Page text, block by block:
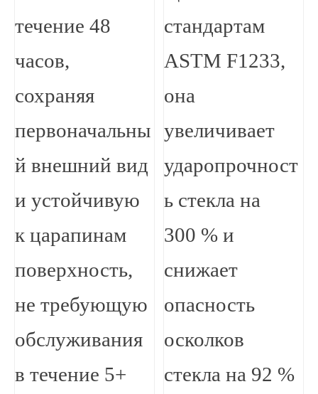
течение 48
часов,
сохраняя
первоначальны
й внешний вид
и устойчивую
к царапинам
поверхность,
не требующую
обслуживания
в течение 5+
стандартам
ASTM F1233,
она
увеличивает
ударопрочност
ь стекла на
300 % и
снижает
опасность
осколков
стекла на 92 %